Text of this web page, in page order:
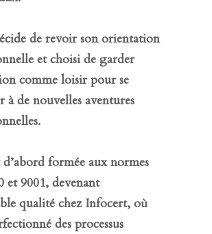
de revoir son orientation
et choisi de garder
comme loisir pour se
à de nouvelles aventures
d’abord formée aux normes
et 9001, devenant
qualité chez Infocert, où
des processus